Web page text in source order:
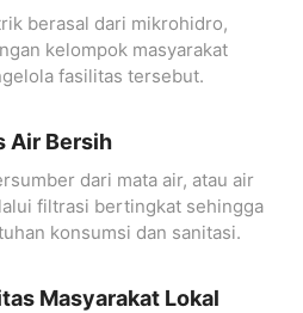
berasal dari mikrohidro,
kelompok masyarakat
fasilitas tersebut.
Air Bersih
dari mata air, atau air
filtrasi bertingkat sehingga
konsumsi dan sanitasi.
Masyarakat Lokal